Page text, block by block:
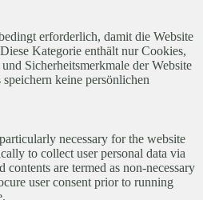
erforderlich, damit die Website
Kategorie enthält nur Cookies,
Sicherheitsmerkmale der Website
keine persönlichen
necessary for the website
to collect user personal data via
contents are termed as non-necessary
user consent prior to running